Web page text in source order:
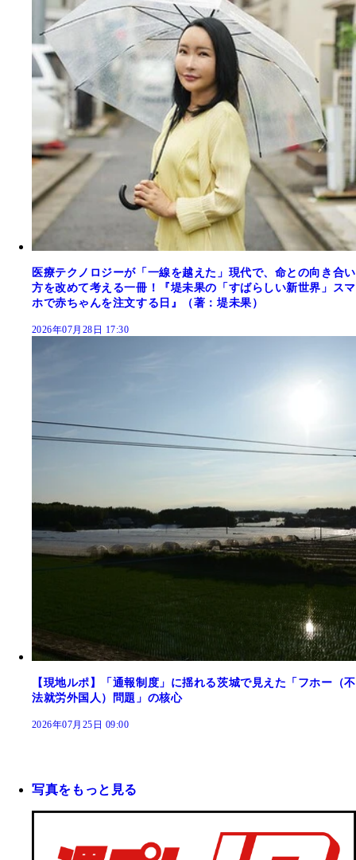
医療テクノロジーが「一線を越えた」現代で、命との向き合い
方を改めて考える一冊！『堤未果の「すばらしい新世界」スマ
ホで赤ちゃんを注文する日』（著：堤未果）
2026年07月28日 17:30
【現地ルポ】「通報制度」に揺れる茨城で見えた「フホー（不
法就労外国人）問題」の核心
2026年07月25日 09:00
写真をもっと見る